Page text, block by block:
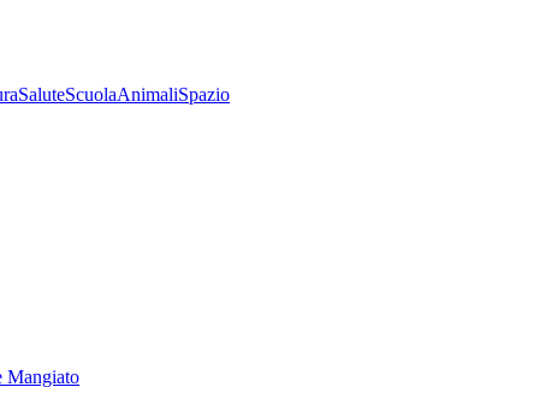
SaluteScuolaAnimaliSpazio
Mangiato